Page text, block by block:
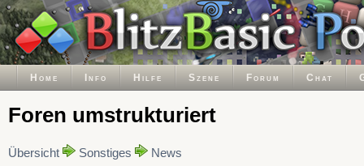
Home Info Hilfe Szene Forum Chat
Foren umstrukturiert
Übersicht Sonstiges News